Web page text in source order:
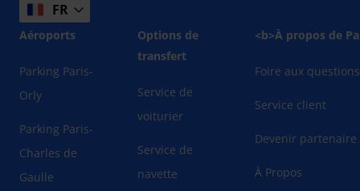
FR
Aéroports
Parking Paris-
Orly
Parking Paris-
Charles de
Gaulle
Options de
transfert
Service de
voiturier
Service de
navette
<b>À propos de
Foire aux questions
Service client
Devenir partenaire
À Propos